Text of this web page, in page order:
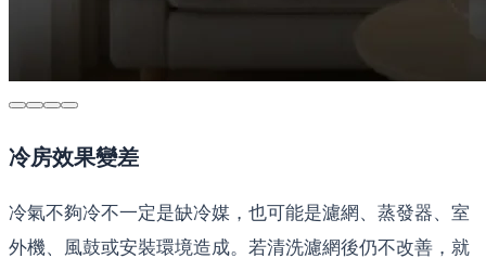
冷房效果變差
冷氣不夠冷不一定是缺冷媒，也可能是濾網、蒸發器、室
外機、風鼓或安裝環境造成。若清洗濾網後仍不改善，就